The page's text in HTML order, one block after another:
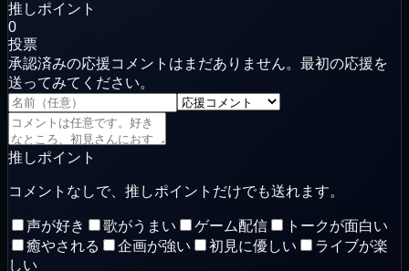
推しポイント
0
投票
承認済みの応援コメントはまだありません。最初の応援を
送ってみてください。
推しポイント
コメントなしで、推しポイントだけでも送れます。
声が好き 歌がうまい ゲーム配信
トークが面白い
癒やされる
企画が強い 初見に優しい
ライブが楽
しい